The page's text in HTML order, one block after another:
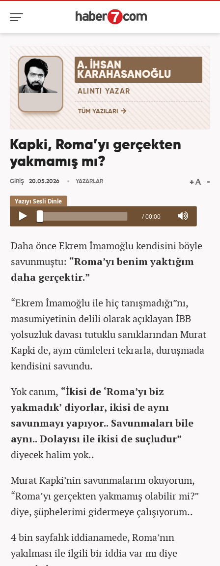
A. İHSAN
KARAHASANOĞLU
ALINTI YAZAR
TÜM YAZILARI
Kapki, Roma’yı gerçekten
yakmamış mı?
GİRİŞ 20.05.2026 YAZARLAR
/ 00:00
Daha önce Ekrem İmamoğlu kendisini böyle
savunmuştu: “Roma’yı benim yaktığım
daha gerçektir.”
“Ekrem İmamoğlu ile hiç tanışmadığı”nı,
masumiyetinin delili olarak açıklayan İBB
yolsuzluk davası tutuklu sanıklarından Murat
Kapki de, aynı cümleleri tekrarla, duruşmada
kendisini savundu.
Yok canım, “İkisi de ‘Roma’yı biz
yakmadık’ diyorlar, ikisi de aynı
savunmayı yapıyor.. Savunmaları bile
aynı.. Dolayısı ile ikisi de suçludur”
diyecek halim yok..
Murat Kapki’nin savunmalarını okuyorum,
“Roma’yı gerçekten yakmamış olabilir mi?”
diye, şüphelerimi gidermeye çalışıyorum..
4 bin sayfalık iddianamede, Roma’nın
yakılması ile ilgili bir iddia var mı diye